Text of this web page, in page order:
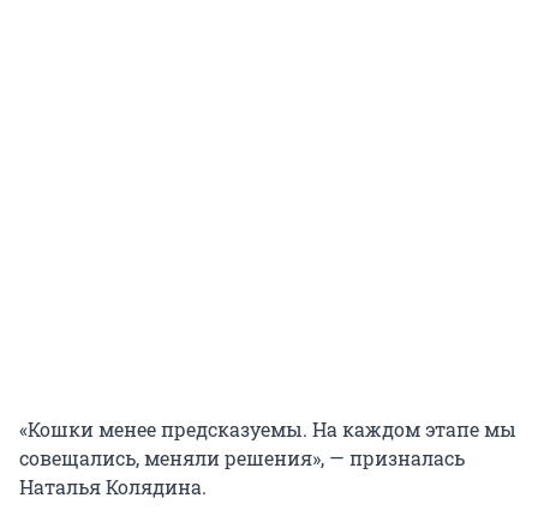
«Кошки менее предсказуемы. На каждом этапе мы
совещались, меняли решения», — призналась
Наталья Колядина.